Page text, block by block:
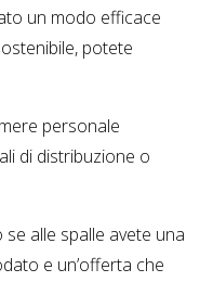
un modo efficace
potete
personale
di distribuzione o
alle spalle avete una
e un’offerta che